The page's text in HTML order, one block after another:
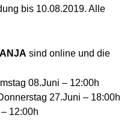
bis 10.08.2019. Alle
ANJA sind online und die
08.Juni – 12:00h
27.Juni – 18:00h
12:00h